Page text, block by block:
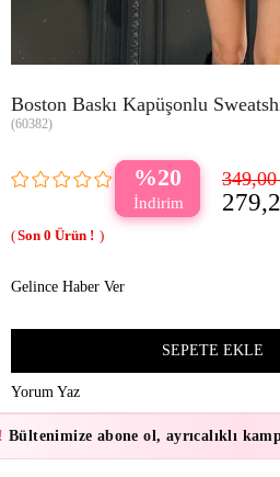
Boston Baskı Kapüşonlu
(60382)
20
0
Gelince Haber Ver
Yorum Yaz
Bültenimize abone ol, ayrıcalıklı